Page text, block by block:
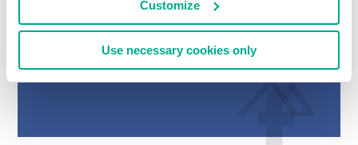
Customize
Use necessary cookies only